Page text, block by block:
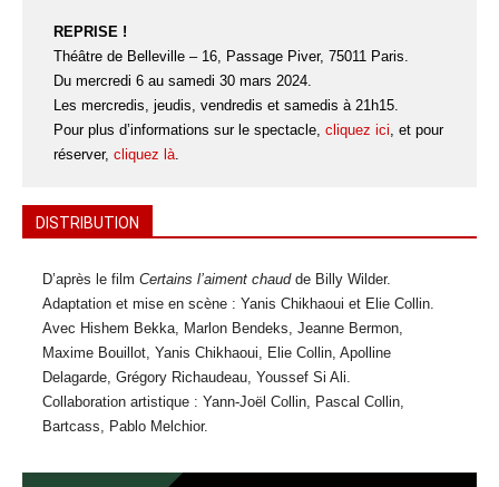
REPRISE !
Théâtre de Belleville – 16, Passage Piver, 75011 Paris.
Du mercredi 6 au samedi 30 mars 2024.
Les mercredis, jeudis, vendredis et samedis à 21h15.
Pour plus d’informations sur le spectacle, cliquez ici, et pour
réserver, cliquez là.
DISTRIBUTION
D’après le film Certains l’aiment chaudde Billy Wilder.
Adaptation et mise en scène : Yanis Chikhaoui et Elie Collin.
Avec Hishem Bekka, Marlon Bendeks, Jeanne Bermon,
Maxime Bouillot, Yanis Chikhaoui, Elie Collin, Apolline
Delagarde, Grégory Richaudeau, Youssef Si Ali.
Collaboration artistique : Yann-Joël Collin, Pascal Collin,
Bartcass, Pablo Melchior.